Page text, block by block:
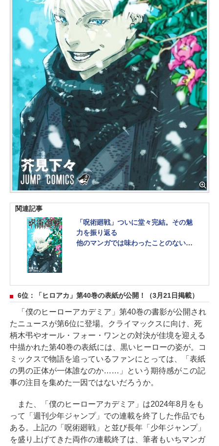
関連記事
「呪術廻戦」ついに堂々完結。その魅
力を振り返る
他のマンガでは味わったことのない、
6位：「ヒロアカ」第40巻の表紙が公開！（3月21日掲載）
「僕のヒーローアカデミア」第40巻の書影が公開され
たニュースが第6位に登場。クライマックスに向け、死
柄木弔やオール・フォー・ワンとの対決が佳境を迎える
中描かれた第40巻の表紙には、黒いヒーローの姿が。コ
ミックスで物語を追っているファンにとっては、「表紙
の男の正体が一体誰なのか……」という期待感がこの記
事の注目を集めた一因ではないだろうか。
また、「僕のヒーローアカデミア」は2024年8月をも
って「週刊少年ジャンプ」での連載を終了した作品でも
ある。上記の「呪術廻戦」と並び長年「少年ジャンプ」
を盛り上げてきた両作の連載終了は、筆者もいちマンガ